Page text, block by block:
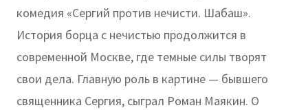
комедия «Сергий против нечисти. Шабаш».
История борца с нечистью продолжится в
современной Москве, где темные силы творят
свои дела. Главную роль в картине — бывшего
священника Сергия, сыграл Роман Маякин. О